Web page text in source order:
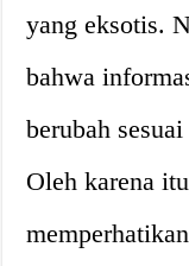
yang eksotis.
bahwa
berubah
Oleh karena